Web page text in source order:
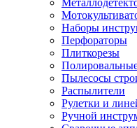
Наборы
Перфораторы
Плиткорезы
Пылесосы
Распылители
Рулетки и
Ручной